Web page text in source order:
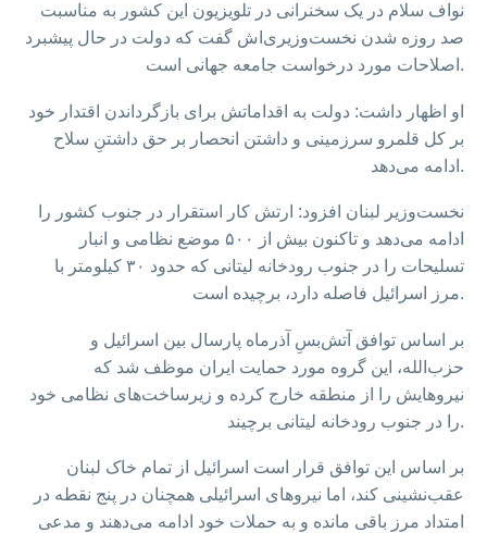
نواف سلام در یک سخنرانی در تلویزیون این کشور به مناسبت
صد روزه شدن نخست‌وزیری‌اش گفت که دولت در حال پیشبرد
اصلاحات مورد درخواست جامعه جهانی است.
او اظهار داشت: دولت به اقداماتش برای بازگرداندن اقتدار خود
بر کل قلمرو سرزمینی و داشتن انحصار بر حق داشتنِ سلاح
ادامه می‌دهد.
نخست‌وزیر لبنان افزود: ارتش کار استقرار در جنوب کشور را
ادامه می‌دهد و تاکنون بیش از ۵۰۰ موضع نظامی و انبار
تسلیحات را در جنوب رودخانه لیتانی که حدود ۳۰ کیلومتر با
مرز اسرائیل فاصله دارد، برچیده است.
بر اساس توافق آتش‌بسِ آذرماه پارسال بین اسرائیل و
حزب‌الله، این گروه مورد حمایت ایران موظف شد که
نیروهایش را از منطقه خارج کرده و زیرساخت‌های نظامی خود
را در جنوب رودخانه لیتانی برچیند.
بر اساس این توافق قرار است اسرائیل از تمام خاک لبنان
عقب‌نشینی کند، اما نیروهای اسرائیلی همچنان در پنج نقطه در
امتداد مرز باقی مانده و به حملات خود ادامه می‌دهند و مدعی